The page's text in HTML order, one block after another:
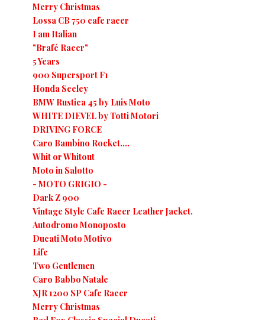
Merry Christmas
Lossa CB 750 cafe racer
I am Italian
"Brafé Racer"
5 Years
900 Supersport F1
Honda Seeley
BMW Rustica 45 by Luis Moto
WHITE DIEVEL by Totti Motori
DRIVING FORCE
Caro Bambino Rocket....
Whit or Whitout
Moto in Salotto
- MOTO GRIGIO -
Dark Z 900
Vintage Style Cafe Racer Leather Jacket.
Autodromo Monoposto
Ducati Moto Motivo
Life
Two Gentlemen
Caro Babbo Natale
XJR 1200 SP Cafe Racer
Merry Christmas